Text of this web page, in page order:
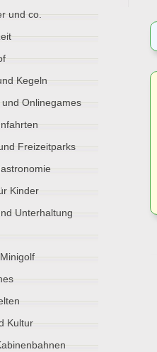
und co.
Kegeln
und Onlinegames
Freizeitparks
Kinder
Unterhaltung
Kultur